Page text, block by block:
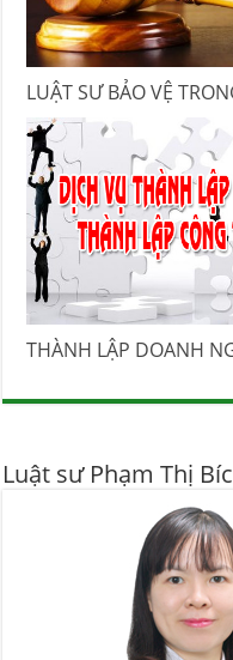
LUẬT SƯ BẢO VỆ
THÀNH LẬP DOANH
Luật sư Phạm Thị